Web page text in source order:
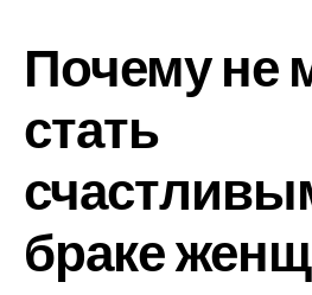
Почему не
стать
браке